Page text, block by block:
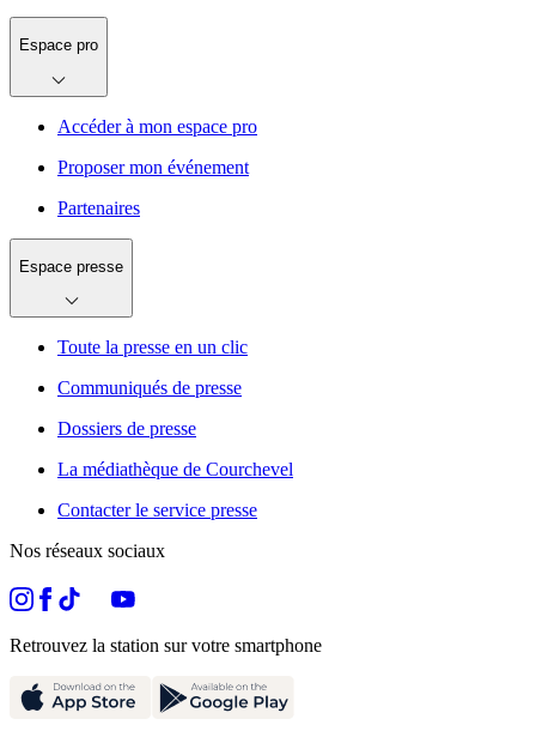
Espace pro
Accéder à mon espace pro
Proposer mon événement
Partenaires
Espace presse
Toute la presse en un clic
Communiqués de presse
Dossiers de presse
La médiathèque de Courchevel
Contacter le service presse
Nos réseaux sociaux
Retrouvez la station sur votre smartphone